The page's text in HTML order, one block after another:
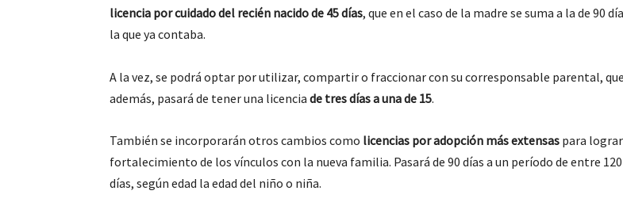
licencia por cuidado del recién nacido de 45 días, que en el caso de la madre se suma a la de 90
la que ya contaba.
A la vez, se podrá optar por utilizar, compartir o fraccionar con su corresponsable parental,
además, pasará de tener una licencia de tres días a una de 15.
También se incorporarán otros cambios como licencias por adopción más extensas para
fortalecimiento de los vínculos con la nueva familia. Pasará de 90 días a un período de entre 120
días, según edad la edad del niño o niña.